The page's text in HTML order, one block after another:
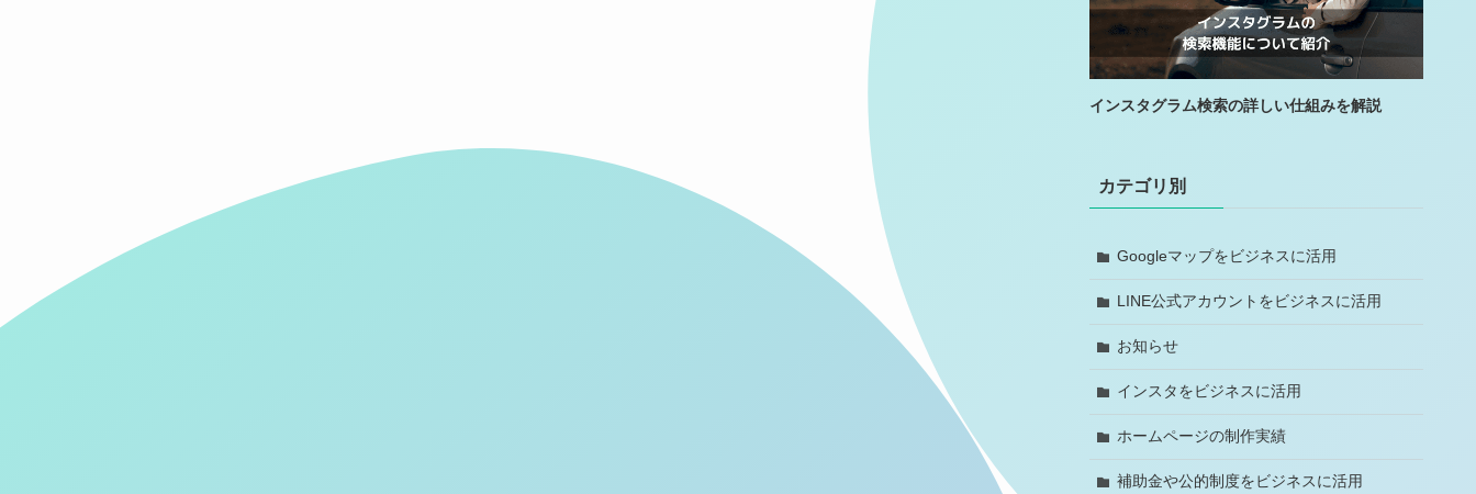
インスタグラム検索の詳しい仕組みを解説
カテゴリ別
Googleマップをビジネスに活用
LINE公式アカウントをビジネスに活用
お知らせ
インスタをビジネスに活用
ホームページの制作実績
補助金や公的制度をビジネスに活用